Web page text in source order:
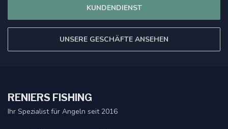
KUNDENDIENST
UNSERE GESCHÄFTE ANSEHEN
RENIERS FISHING
Ihr Spezialist für Angeln seit 2016